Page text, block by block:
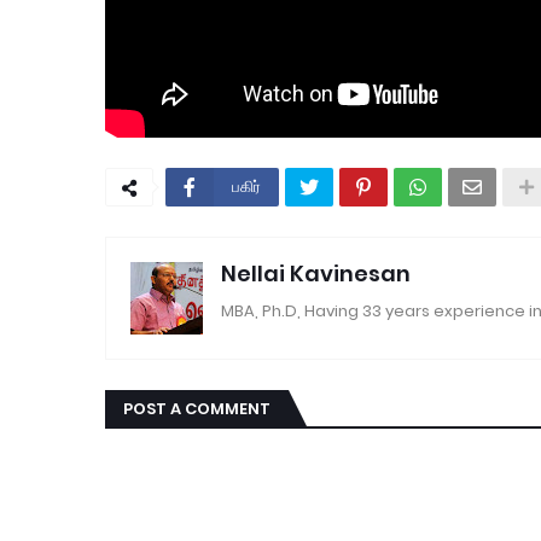
பகிர்
Nellai Kavinesan
MBA, Ph.D, Having 33 years
POST A COMMENT